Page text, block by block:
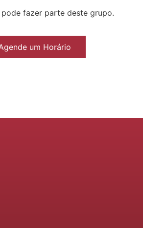
fazer parte deste grupo.
um Horário